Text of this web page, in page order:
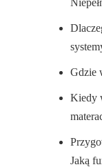
Gdzie
Kiedy
Jaką